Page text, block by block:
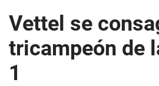
Vettel se
tricampeón de
1